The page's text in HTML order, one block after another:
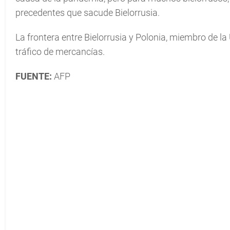
precedentes que sacude Bielorrusia.
La frontera entre Bielorrusia y Polonia, miembro de
tráfico de mercancías.
FUENTE: AFP